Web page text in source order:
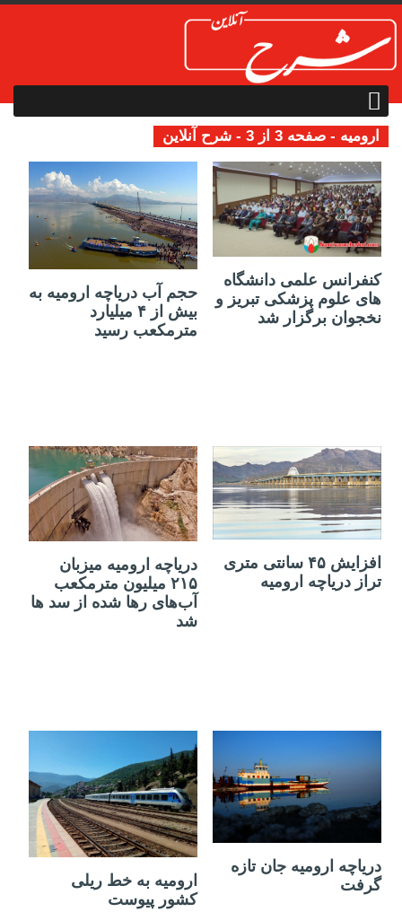
ارومیه - صفحه 3 از 3 - شرح آنلاین
04 مه 2019
کنفرانس علمی دانشگاه
های علوم پزشکی تبریز و
نخجوان برگزار شد
25 آوریل 2019
حجم آب دریاچه ارومیه به
بیش از ۴ میلیارد
مترمکعب رسید
07 آوریل 2019
افزایش ۴۵ سانتی متری
تراز دریاچه ارومیه
30 مارس 2019
دریاچه ارومیه میزبان
۲۱۵ میلیون مترمکعب
آب‌های رها شده از سد ها
شد
دریاچه ارومیه جان تازه
گرفت
19 نوامبر 2018
ارومیه به خط ریلی
کشور پیوست